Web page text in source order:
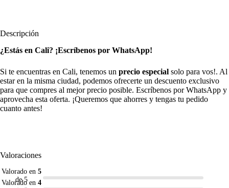
Descripción
¿Estás en Cali? ¡Escríbenos por WhatsApp!
Si te encuentras en Cali, tenemos un precio especial solo para vos!. Al
estar en la misma ciudad, podemos ofrecerte un descuento exclusivo
para que compres al mejor precio posible. Escríbenos por WhatsApp y
aprovecha esta oferta. ¡Queremos que ahorres y tengas tu pedido
cuanto antes!
Valoraciones
Valorado en 5
de 5
Valorado en 4